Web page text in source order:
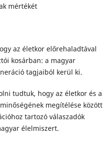
mértékét
az életkor előrehaladtával
kosárban: a magyar
tagjaiból kerül ki.
tudtuk, hogy az életkor és a
megítélése között
tartozó válaszadók
élelmiszert.